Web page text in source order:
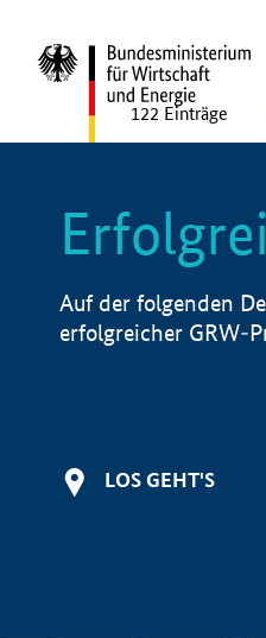
122 Einträge
Auf der folgenden
erfolgreicher GRW-
LOS GEHT'S